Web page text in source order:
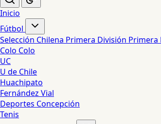
Inicio
Fútbol
Selección Chilena Primera División Primera
Colo Colo
UC
U de Chile
Huachipato
Fernández Vial
Deportes Concepción
Tenis